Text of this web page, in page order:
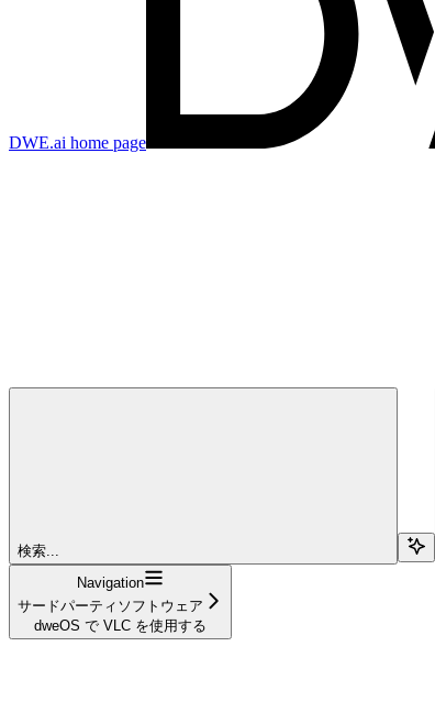
DWE.ai home page
検索...
Navigation
サードパーティソフトウェア
dweOS で VLC を使用する